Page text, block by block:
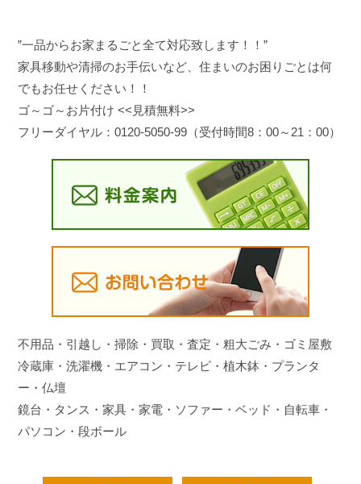
”一品からお家まるごと全て対応致します！！”
家具移動や清掃のお手伝いなど、住まいのお困りごとは何
でもお任せください！！
ゴ～ゴ～お片付け <<見積無料>>
フリーダイヤル：0120-5050-99（受付時間8：00～21：00）
不用品・引越し・掃除・買取・査定・粗大ごみ・ゴミ屋敷
冷蔵庫・洗濯機・エアコン・テレビ・植木鉢・プランタ
ー・仏壇
鏡台・タンス・家具・家電・ソファー・ベッド・自転車・
パソコン・段ボール